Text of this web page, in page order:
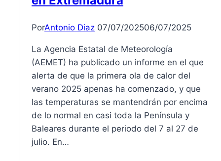
PorAntonio Diaz 07/07/202506/07/2025
La Agencia Estatal de Meteorología
(AEMET) ha publicado un informe en el que
alerta de que la primera ola de calor del
verano 2025 apenas ha comenzado, y que
las temperaturas se mantendrán por encima
de lo normal en casi toda la Península y
Baleares durante el periodo del 7 al 27 de
julio. En…